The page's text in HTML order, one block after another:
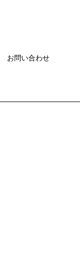
お問い合わせ